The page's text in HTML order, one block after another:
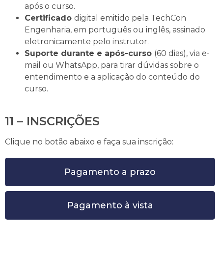
após o curso.
Certificado digital emitido pela TechCon
Engenharia, em português ou inglês, assinado
eletronicamente pelo instrutor.
Suporte durante e após-curso (60 dias), via e-
mail ou WhatsApp, para tirar dúvidas sobre o
entendimento e a aplicação do conteúdo do
curso.
11 – INSCRIÇÕES
Clique no botão abaixo e faça sua inscrição:
Pagamento a prazo
Pagamento à vista